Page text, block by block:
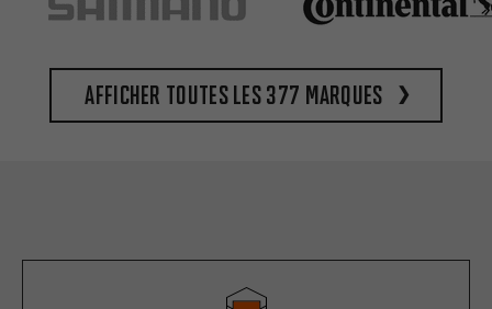
Afficher toutes les 377 marques